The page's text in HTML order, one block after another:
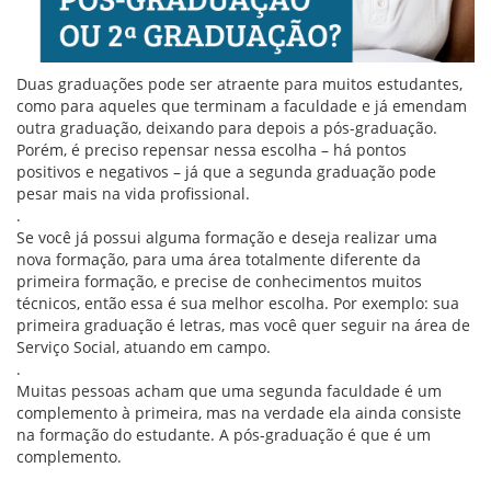
Duas graduações pode ser atraente para muitos estudantes,
como para aqueles que terminam a faculdade e já emendam
outra graduação, deixando para depois a pós-graduação.
Porém, é preciso repensar nessa escolha – há pontos
positivos e negativos – já que a segunda graduação pode
pesar mais na vida profissional.
.
Se você já possui alguma formação e deseja realizar uma
nova formação, para uma área totalmente diferente da
primeira formação, e precise de conhecimentos muitos
técnicos, então essa é sua melhor escolha. Por exemplo: sua
primeira graduação é letras, mas você quer seguir na área de
Serviço Social, atuando em campo.
.
Muitas pessoas acham que uma segunda faculdade é um
complemento à primeira, mas na verdade ela ainda consiste
na formação do estudante. A pós-graduação é que é um
complemento.